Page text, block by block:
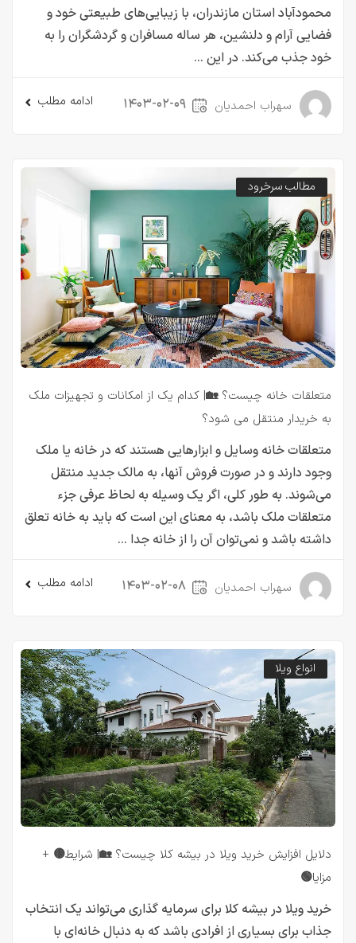
محمودآباد استان مازندران، با زیبایی‌های طبیعتی خود و
فضایی آرام و دلنشین، هر ساله مسافران و گردشگران را به
خود جذب می‌کند. در این ...
سهراب احمدیان ۱۴۰۳-۰۲-۰۹ ادامه مطلب
مطالب سرخرود
متعلقات خانه چیست؟ 🏡| کدام یک از امکانات و تجهیزات ملک
به خریدار منتقل می شود؟
متعلقات خانه وسایل و ابزارهایی هستند که در خانه یا ملک
وجود دارند و در صورت فروش آنها، به مالک جدید منتقل
می‌شوند. به طور کلی، اگر یک وسیله به لحاظ عرفی جزء
متعلقات ملک باشد، به معنای این است که باید به خانه تعلق
داشته باشد و نمی‌توان آن را از خانه جدا ...
سهراب احمدیان ۱۴۰۳-۰۲-۰۸ ادامه مطلب
انواع ویلا
دلایل افزایش خرید ویلا در بیشه کلا چیست؟ 🏡| شرایط🟡 +
مزایا🟢
خرید ویلا در بیشه کلا برای سرمایه گذاری می‌تواند یک انتخاب
جذاب برای بسیاری از افرادی باشد که به دنبال خانه‌ای با